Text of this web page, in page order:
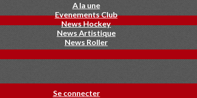
A la une
Evenements Club
News Hockey
News Artistique
News Roller
Se connecter